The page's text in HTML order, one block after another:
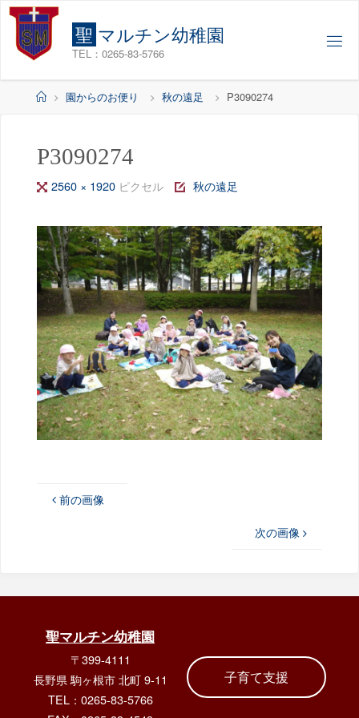
コ
聖 マルチン幼稚園
TEL：0265-83-5766
ホ
園からのお便り 秋の遠足 P3090274
P3090274
フ
サ
イ
ズ
2560 × 1920 ピクセル 秋の遠足
前の画像
次の画像
聖マルチン幼稚園
〒399-4111
長野県 駒ヶ根市 北町 9-11
TEL：0265-83-5766
子育て支援